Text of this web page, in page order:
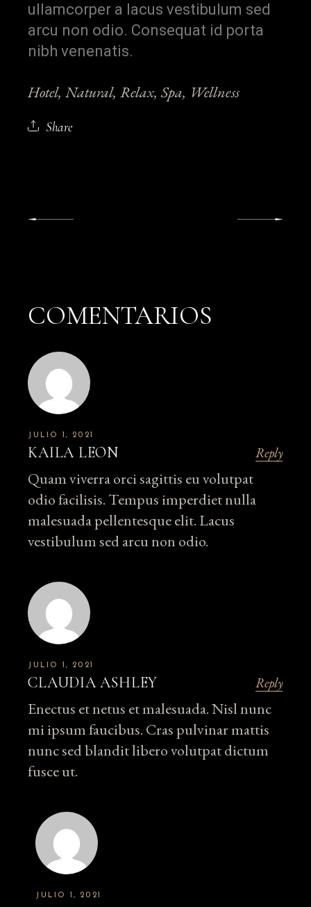
ullamcorper a lacus vestibulum sed
arcu non odio. Consequat id porta
nibh venenatis.
Hotel Natural Relax Spa Wellness
Share
COMENTARIOS
JULIO 1, 2021
KAILA LEON
Quam viverra orci sagittis eu volutpat
odio facilisis. Tempus imperdiet nulla
malesuada pellentesque elit. Lacus
vestibulum sed arcu non odio.
Reply
JULIO 1, 2021
CLAUDIA ASHLEY
Enectus et netus et malesuada. Nisl nunc
mi ipsum faucibus. Cras pulvinar mattis
nunc sed blandit libero volutpat dictum
fusce ut.
Reply
JULIO 1, 2021